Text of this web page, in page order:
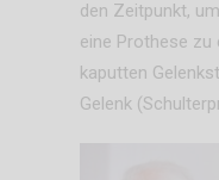
den Zeitpunkt,
eine Prothese zu
kaputten
Gelenk